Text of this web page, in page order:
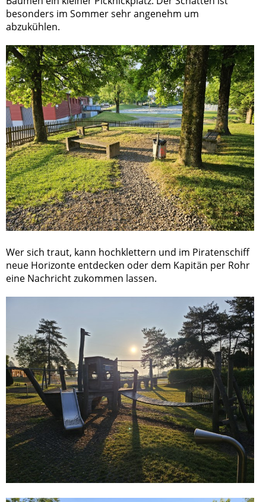
besonders im Sommer sehr angenehm um
abzukühlen.
Wer sich traut, kann hochklettern und im Piratenschiff
neue Horizonte entdecken oder dem Kapitän per Rohr
eine Nachricht zukommen lassen.